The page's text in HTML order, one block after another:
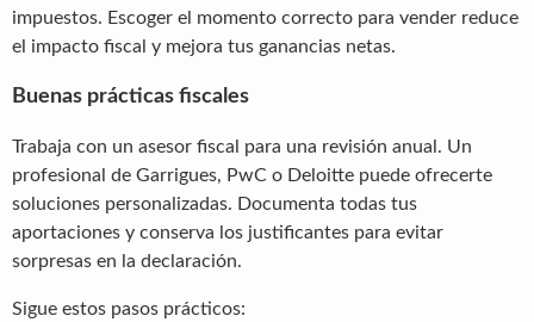
impuestos. Escoger el momento correcto para vender reduce
el impacto fiscal y mejora tus ganancias netas.
Buenas prácticas fiscales
Trabaja con un asesor fiscal para una revisión anual. Un
profesional de Garrigues, PwC o Deloitte puede ofrecerte
soluciones personalizadas. Documenta todas tus
aportaciones y conserva los justificantes para evitar
sorpresas en la declaración.
Sigue estos pasos prácticos: